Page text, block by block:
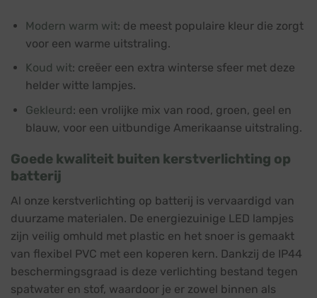
Modern warm wit: de meest populaire kleur die zorgt
voor een warme uitstraling.
Koud wit: creëer een extra winterse sfeer met deze
helder witte lampjes.
Gekleurd: een vrolijke mix van rood, groen, geel en
blauw, voor een uitbundige Amerikaanse uitstraling.
Goede kwaliteit buiten kerstverlichting op
batterij
Al onze kerstverlichting op batterij is vervaardigd van
duurzame materialen. De energiezuinige LED lampjes
zijn veilig omhuld met plastic en het snoer is gemaakt
van flexibel PVC met een koperen kern. Dankzij de IP44
beschermingsgraad is deze verlichting bestand tegen
spatwater en stof, waardoor je er zowel binnen als